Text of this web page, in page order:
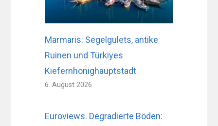
Marmaris: Segelgulets, antike
Ruinen und Türkiyes
Kiefernhonighauptstadt
6. August 2026
Euroviews. Degradierte Böden: